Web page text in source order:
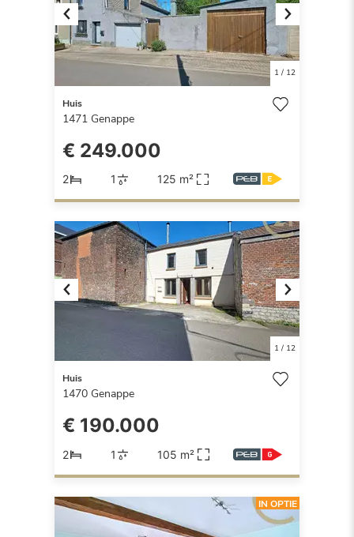
Previous Next
1/ 12
Huis
1471 Genappe
€ 249.000
2 1 125 m²
Previous Next
1/ 12
Huis
1470 Genappe
€ 190.000
2 1 105 m²
IN OPTIE